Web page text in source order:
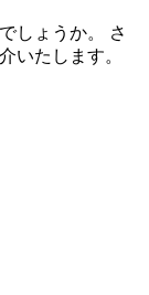
しょうか。 さ
いたします。